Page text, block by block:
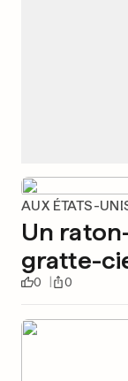
AUX ÉTATS-
Un
gratte-
0 0